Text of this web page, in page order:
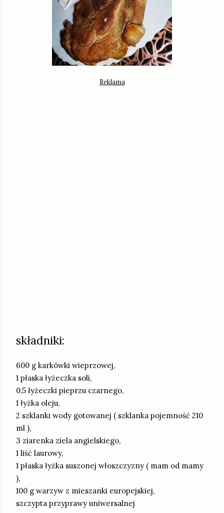
składniki:
600 g karkówki wieprzowej,
1 płaska łyżeczka soli,
0,5 łyżeczki pieprzu czarnego,
1 łyżka oleju,
2 szklanki wody gotowanej ( szklanka pojemność 210
ml ),
3 ziarenka ziela angielskiego,
1 liść laurowy,
1 płaska łyżka suszonej włoszczyzny ( mam od mamy
),
100 g warzyw z mieszanki europejskiej,
szczypta przyprawy uniwersalnej